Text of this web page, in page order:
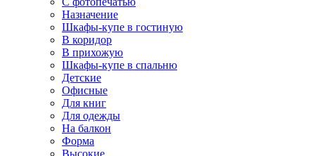
Назначение
Шкафы-купе в гостиную
В коридор
В прихожую
Шкафы-купе в спальню
Детские
Офисные
Для книг
Для одежды
На балкон
Форма
Высокие